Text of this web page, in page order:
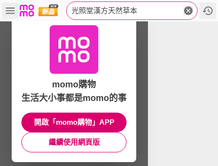
光照堂漢方天然草本
momo購物
生活大小事都是momo的事
開啟「momo購物」APP
繼續使用網頁版